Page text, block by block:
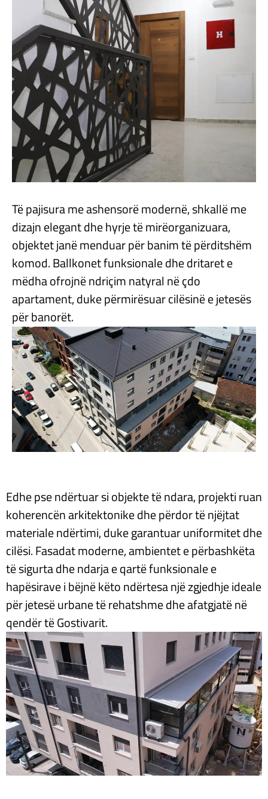
Të pajisura me ashensorë modernë, shkallë me
dizajn elegant dhe hyrje të mirëorganizuara,
objektet janë menduar për banim të përditshëm
komod. Ballkonet funksionale dhe dritaret e
mëdha ofrojnë ndriçim natyral në çdo
apartament, duke përmirësuar cilësinë e jetesës
për banorët.
Edhe pse ndërtuar si objekte të ndara, projekti ruan
koherencën arkitektonike dhe përdor të njëjtat
materiale ndërtimi, duke garantuar uniformitet dhe
cilësi. Fasadat moderne, ambientet e përbashkëta
të sigurta dhe ndarja e qartë funksionale e
hapësirave i bëjnë këto ndërtesa një zgjedhje ideale
për jetesë urbane të rehatshme dhe afatgjatë në
qendër të Gostivarit.